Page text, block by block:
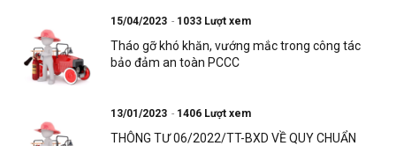
15/04/2023 1033 Lượt xem
Tháo gỡ khó khăn, vướng mắc trong công tác
bảo đảm an toàn PCCC
13/01/2023 1406 Lượt xem
THÔNG TƯ 06/2022/TT-BXD VỀ QUY CHUẨN